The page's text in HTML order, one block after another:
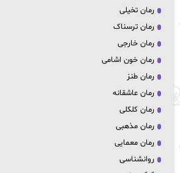
رمان تخیلی
رمان ترسناک
رمان خارجی
رمان خون اشامی
رمان طنز
رمان عاشقانه
رمان کلکلی
رمان مذهبی
رمان معمایی
روانشناسی